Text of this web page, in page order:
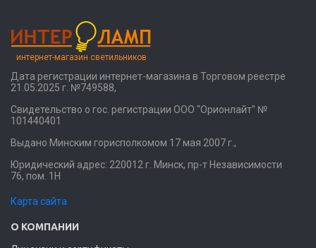
интернет-магазин светильников
Дата регистрации интернет-магазина в Торговом реестре
21.05.2025 г. №749588,
Свидетельство о гос. регистрации ООО "Орионлайт" №
101440401
Выдано Минским горисполкомом 17 мая 2007 г.,
Юридический адрес: 220012 г. Минск, пр-т Независимости
76, пом. 1Н
Карта сайта
О КОМПАНИИ